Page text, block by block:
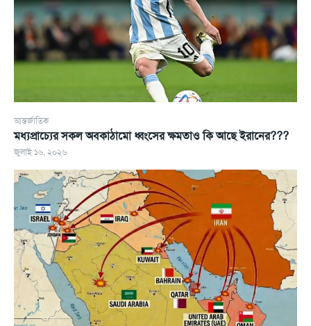
আন্তর্জাতিক
মধ্যপ্রাচ্যের সকল অবকাঠামো ধ্বংসের ক্ষমতাও কি আছে ইরানের???
জুলাই ১৬, ২০২৬